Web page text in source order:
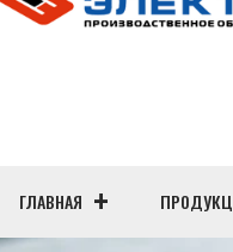
ГЛАВНАЯ